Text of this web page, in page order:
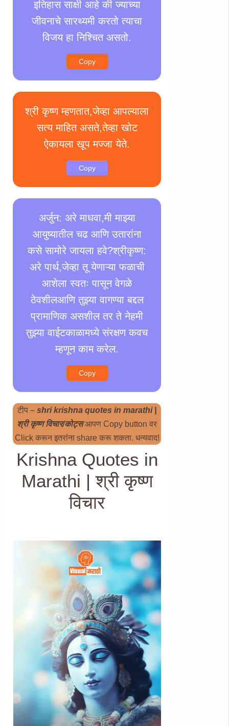
इतिहास साक्षी आहे की ज्याच्या
जीवनाचे सारथ्यमी करतो त्याचा
विजय हा निश्चित असतो.
Copy
श्री कृष्ण म्हणतात,जेव्हा आपल्याला
सत्य माहित असते,तेव्हा खोट
ऐकायला खूप मज्जा येते.
Copy
अर्जुन: अरे माधवा,मी माझ्या
आयुष्यातील चढ आणि उतारांना
कसे सामोरे जायला हवे?श्रीकृष्ण:
अरे पार्थ,जेव्हा तू येणाऱ्या फळाची
आशेला स्वतः पासून वेगळे
ठेवशीलआणि तुझ्या वागण्या बद्दल
प्रामाणिक असशील तर ते नेहमी
तुझ्या वाईटकाळामध्ये संरक्षण कवच
म्हणून काम करेल.
Copy
टीप –shri krishna quotes in marathi |
श्री कृष्ण विचार/कोट्सआपण Copy button वर
Click करून इतरांना share करू शकता. धन्यवाद!
Krishna Quotes in
Marathi | श्री कृष्ण
विचार